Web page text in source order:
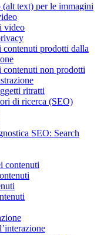
text) per le immagini
video
prodotti dalla
non prodotti
ritratti
di ricerca (SEO)
SEO: Search
contenuti